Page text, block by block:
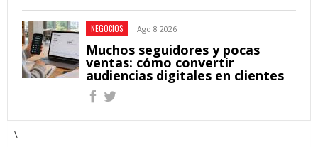
NEGOCIOS Ago 8 2026
Muchos seguidores y pocas
ventas: cómo convertir
audiencias digitales en clientes
\